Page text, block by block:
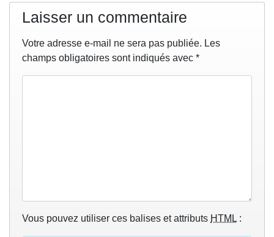
Laisser un commentaire
Votre adresse e-mail ne sera pas publiée. Les
champs obligatoires sont indiqués avec *
Vous pouvez utiliser ces balises et attributs HTML :